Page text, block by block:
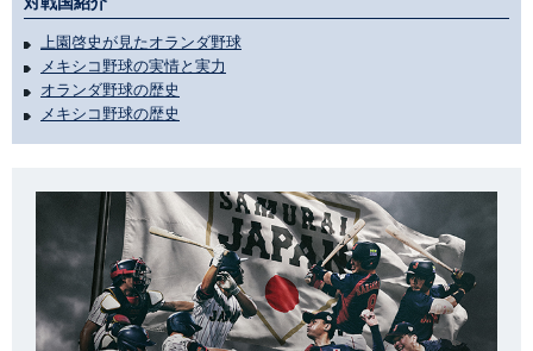
上園啓史が見たオランダ野球
メキシコ野球の実情と実力
オランダ野球の歴史
メキシコ野球の歴史